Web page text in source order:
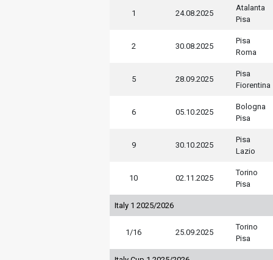
1 24.08.2025
Atalanta
Pisa
2 30.08.2025
Pisa
Roma
5 28.09.2025
Pisa
Fiorentina
6 05.10.2025
Bologna
Pisa
9 30.10.2025
Pisa
Lazio
10 02.11.2025
Torino
Pisa
Italy 1 2025/2026
1/16 25.09.2025
Torino
Pisa